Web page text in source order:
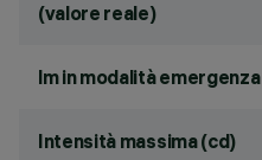
(valore reale)
lm in modalità emergenza
Intensità massima (cd)